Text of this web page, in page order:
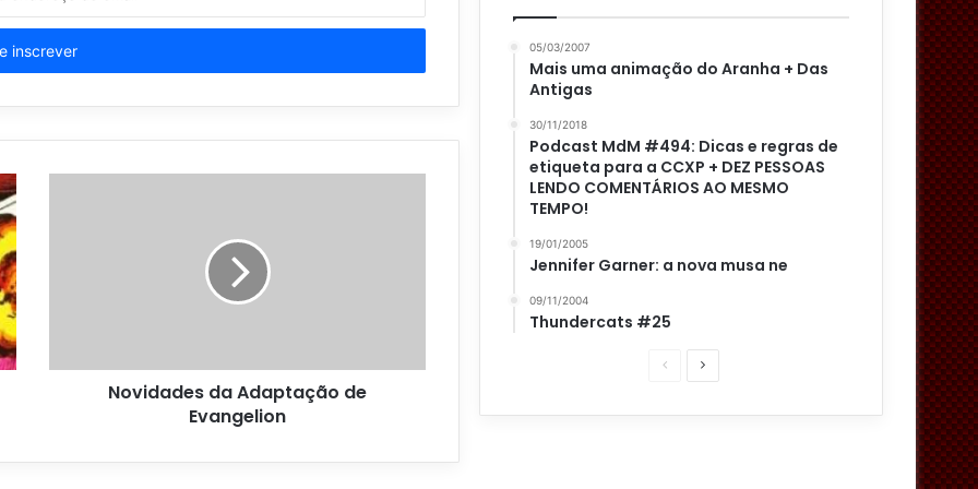
Novidades da Adaptação de
Evangelion
05/03/2007
Mais uma animação do Aranha + Das
Antigas
30/11/2018
Podcast MdM #494: Dicas e regras de
etiqueta para a CCXP + DEZ PESSOAS
LENDO COMENTÁRIOS AO MESMO
TEMPO!
19/01/2005
Jennifer Garner: a nova musa ne
09/11/2004
Thundercats #25